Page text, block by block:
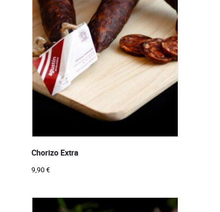
Chorizo Extra
9,90 €